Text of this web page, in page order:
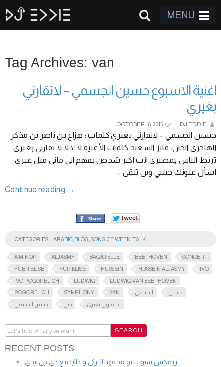
MENU
Tag Archives: van
اغنية الاسبوع حسين الجسمي – لاتقارني
بغيري
OCTOBER 16 2015 DJ EDDIE
حسين الجسمي – لاتقارني بغيري كلمات : هزاع بن ناصر بن مذكر
الهاجري الحان: فايز السعيد كلمات الأغنية لا لا لا لا تقارني بغيري
تربط الناس بمصيري انت اكثر شخص يفهم اني مآني مثل غيري
اسأل عيونك حبيبي وين تلقى …
Continue reading →
CATEGORIES ARABIC BLOG SONG OF WEEK TALK
A MINOR ALJASMY BAGATELLE BEETHOVEN
CONCERT
FUER ELISE
FUR ELISE HUSSEIN HUSSEIN ALJASMY
IVO
IVO POGORELICH
LUDWIG
LUDWIG VAN BEETHOVEN
POGORELICH
SYMPHONY VAN الجسمي
حسين
حسين الجسمي
دبي لا تقارني بغيري
RECENT POSTS
ريمكس شنو شنو محمود التركي و داليا مع دي جي ايدي